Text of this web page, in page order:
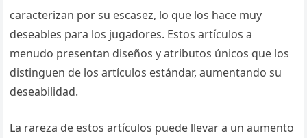
caracterizan por su escasez, lo que los hace muy
deseables para los jugadores. Estos artículos a
menudo presentan diseños y atributos únicos que los
distinguen de los artículos estándar, aumentando su
deseabilidad.
La rareza de estos artículos puede llevar a un aumento